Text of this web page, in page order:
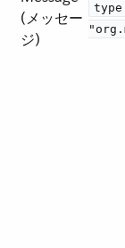
(メッセー
ジ)